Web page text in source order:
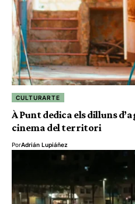
CULTURARTE
À Punt dedica els dilluns
cinema del territori
PorAdrián Lupiáñez